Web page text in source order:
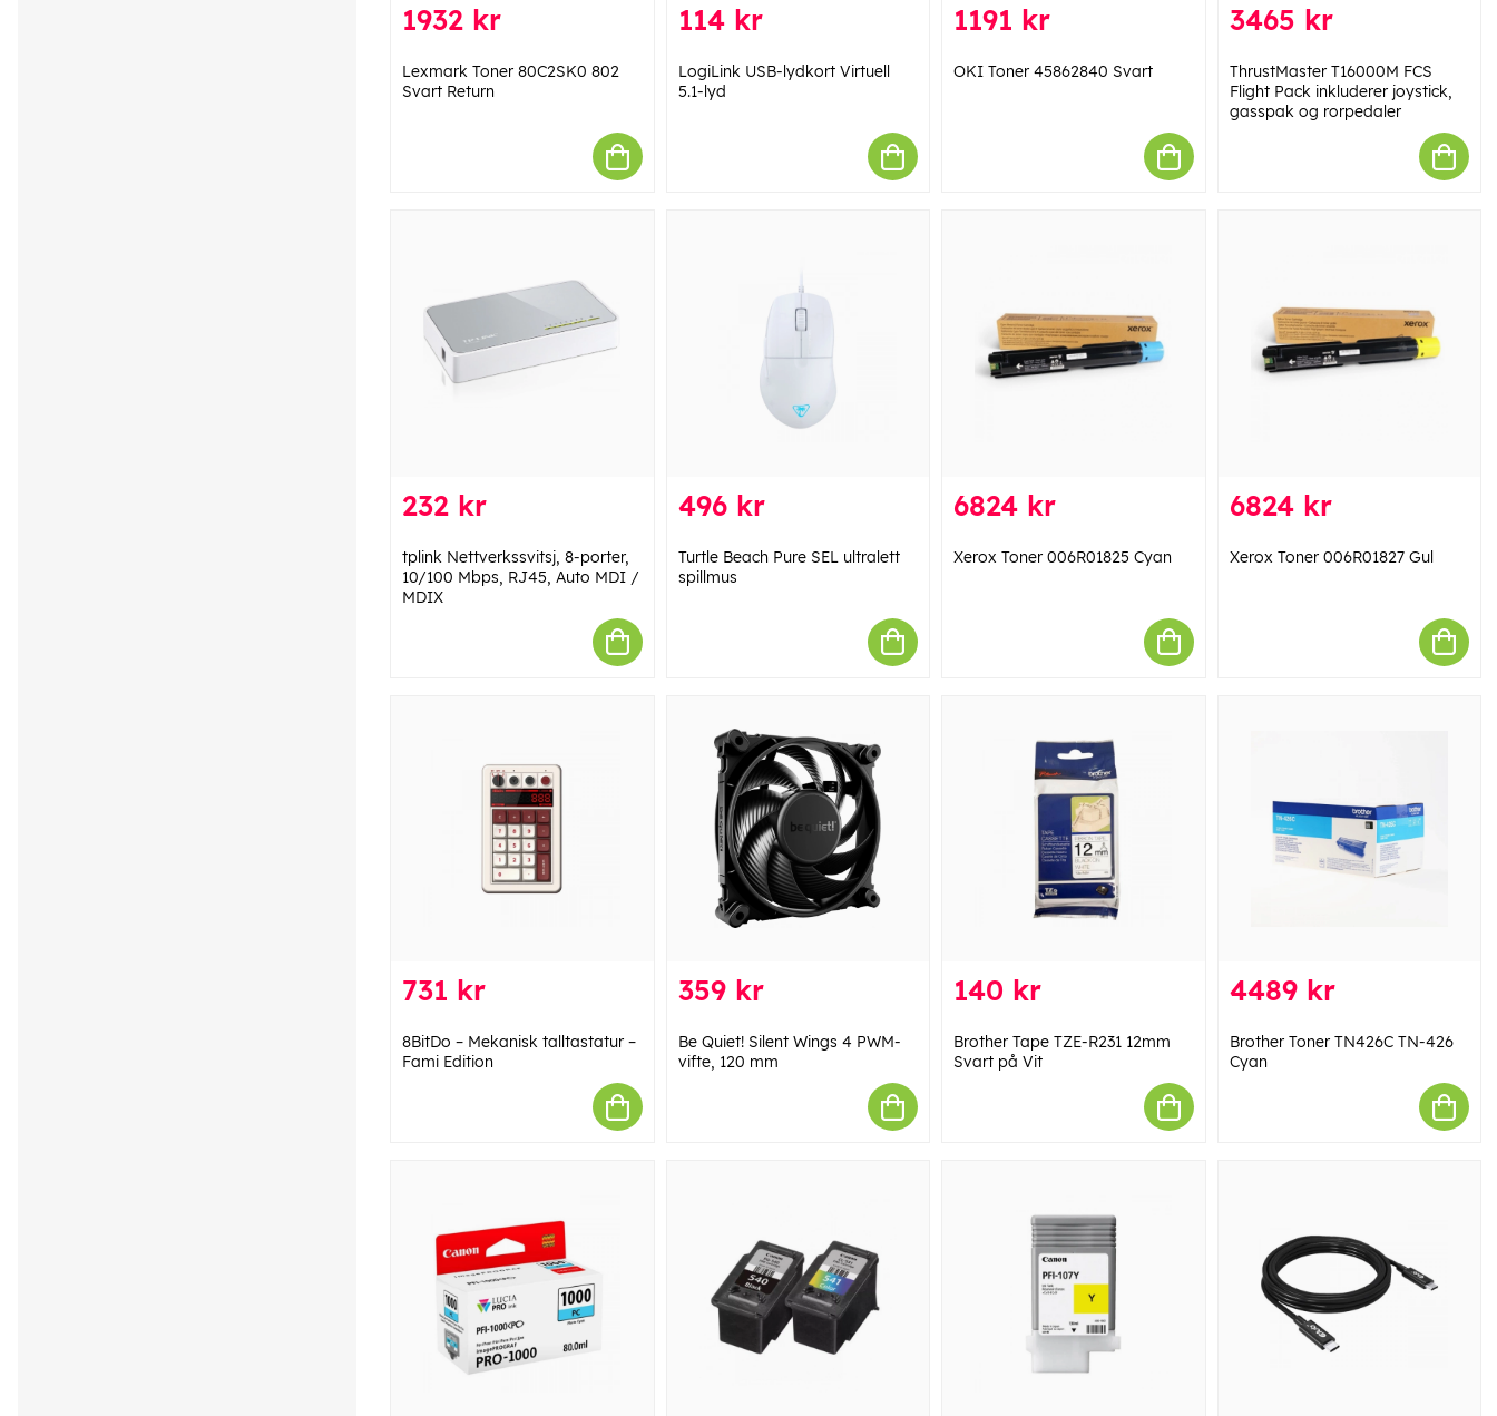
1932 kr
Lexmark Toner 80C2SK0 802
Svart Return
114 kr
LogiLink USB-lydkort Virtuell
5.1-lyd
1191 kr
OKI Toner 45862840 Svart
3465 kr
ThrustMaster T16000M FCS
Flight Pack inkluderer joystick,
gasspak og rorpedaler
232 kr
tplink Nettverkssvitsj, 8-porter,
10/100 Mbps, RJ45, Auto MDI /
MDIX
496 kr
Turtle Beach Pure SEL ultralett
spillmus
6824 kr
Xerox Toner 006R01825 Cyan
6824 kr
Xerox Toner 006R01827 Gul
731 kr
8BitDo – Mekanisk talltastatur –
Fami Edition
359 kr
Be Quiet! Silent Wings 4 PWM-
vifte, 120 mm
140 kr
Brother Tape TZE-R231 12mm
Svart på Vit
4489 kr
Brother Toner TN426C TN-426
Cyan